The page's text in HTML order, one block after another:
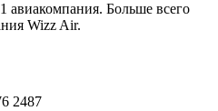
авиакомпания. Больше всего
Wizz Air.
2487